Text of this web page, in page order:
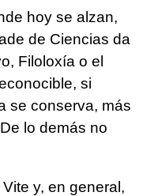
hoy se alzan,
de Ciencias da
Filoloxía o el
si
se conserva, más
lo demás no
y, en general,